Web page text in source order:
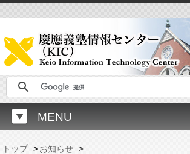
MENU
トップ >お知らせ >